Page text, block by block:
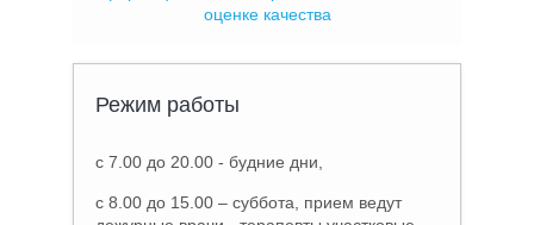
оценке качества
Режим работы
с 7.00 до 20.00 - будние дни,
с 8.00 до 15.00 – суббота, прием ведут